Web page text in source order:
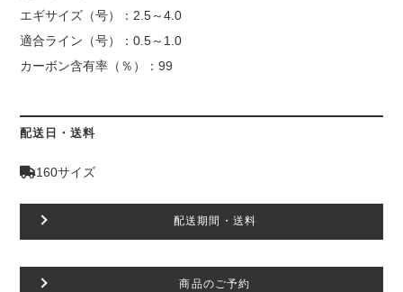
エギサイズ（号）：2.5～4.0
適合ライン（号）：0.5～1.0
カーボン含有率（％）：99
配送日・送料
160サイズ
配送期間・送料
商品のご予約